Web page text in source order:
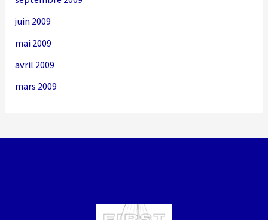
juin 2009
mai 2009
avril 2009
mars 2009